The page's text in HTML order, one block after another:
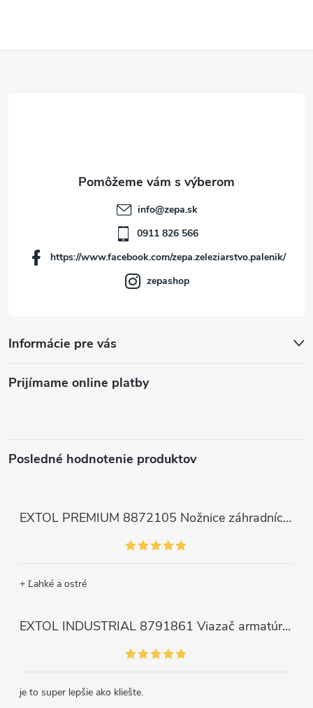
Informácie pre vás
info@zepa.sk
0911 826 566
https://www.facebook.com/zepa.zeleziarstvo.palenik/
zepashop
Prijímame online platby
Posledné hodnotenie produktov
EXTOL PREMIUM 8872105 Nožnice záhradnícke dlhé úzke, 200mm, max. prestrih Ø6mm
+ Ľahké a ostré
EXTOL INDUSTRIAL 8791861 Viazač armatúr aku Share20V, bez aku, drôt 0,8mm, oko 8-34mm, bezuhlíkový motor
je to super lepšie ako kliešte.